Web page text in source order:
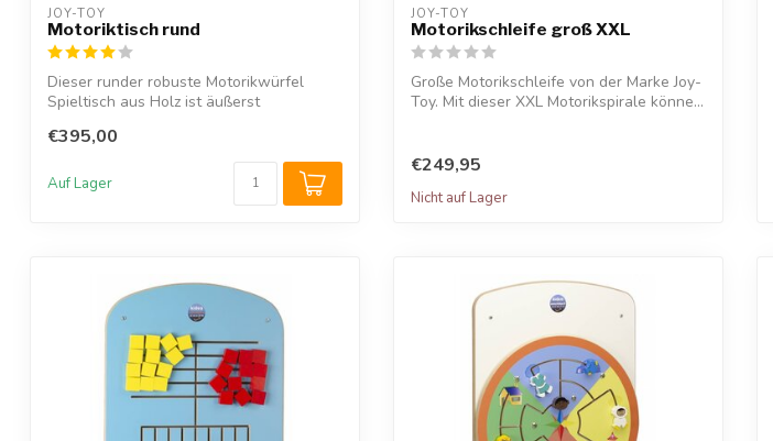
JOY-TOY
Motoriktisch rund
Dieser runder robuste Motorikwürfel
Spieltisch aus Holz ist äußerst
€395,00
Auf Lager
JOY-TOY
Motorikschleife groß XXL
Große Motorikschleife von der Marke Joy-
Toy. Mit dieser XXL Motorikspirale könne...
€249,95
Nicht auf Lager